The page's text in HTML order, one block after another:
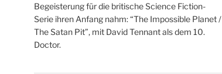
Begeisterung für die britische Science Fiction-
Serie ihren Anfang nahm: “The Impossible Planet /
The Satan Pit”, mit David Tennant als dem 10.
Doctor.